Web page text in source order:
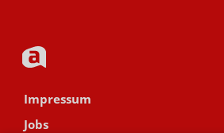
Impressum
Jobs